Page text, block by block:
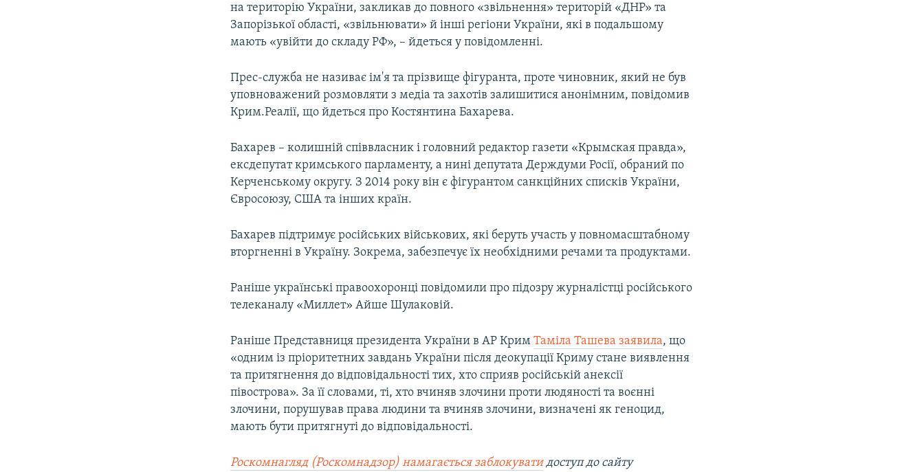
на територію України, закликав до повного «звільнення» територій «ДНР» та
Запорізької області, «звільнювати» й інші регіони України, які в подальшому
мають «увійти до складу РФ», – йдеться у повідомленні.
Прес-служба не називає ім'я та прізвище фігуранта, проте чиновник, який не був
уповноважений розмовляти з медіа та захотів залишитися анонімним, повідомив
Крим.Реалії, що йдеться про Костянтина Бахарева.
Бахарев – колишній співвласник і головний редактор газети «Крымская правда»,
ексдепутат кримського парламенту, а нині депутата Держдуми Росії, обраний по
Керченському округу. З 2014 року він є фігурантом санкційних списків України,
Євросоюзу, США та інших країн.
Бахарев підтримує російських військових, які беруть участь у повномасштабному
вторгненні в Україну. Зокрема, забезпечує їх необхідними речами та продуктами.
Раніше українські правоохоронці повідомили про підозру журналістці російського
телеканалу «Миллет» Айше Шулаковій.
Раніше Представниця президента України в АР КримТаміла Ташева заявила, що
«одним із пріоритетних завдань України після деокупації Криму стане виявлення
та притягнення до відповідальності тих, хто сприяв російській анексії
півострова». За її словами, ті, хто вчиняв злочини проти людяності та воєнні
злочини, порушував права людини та вчиняв злочини, визначені як геноцид,
мають бути притягнуті до відповідальності.
Роскомнагляд (Роскомнадзор) намагається заблокуватидоступ до сайту